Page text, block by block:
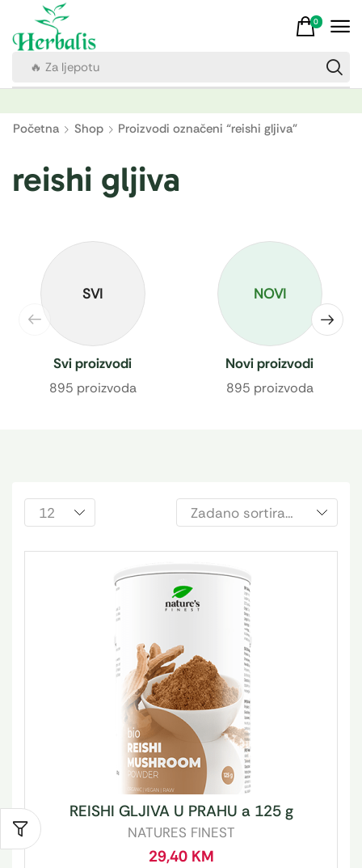
🔥 Za ljepotu
0
Početna Shop Proizvodi označeni “reishi gljiva”
reishi gljiva
SVI
Svi proizvodi
895 proizvoda
NOVI
Novi proizvodi
895 proizvoda
REISHI GLJIVA U PRAHU a 125 g
NATURES FINEST
29,40 KM